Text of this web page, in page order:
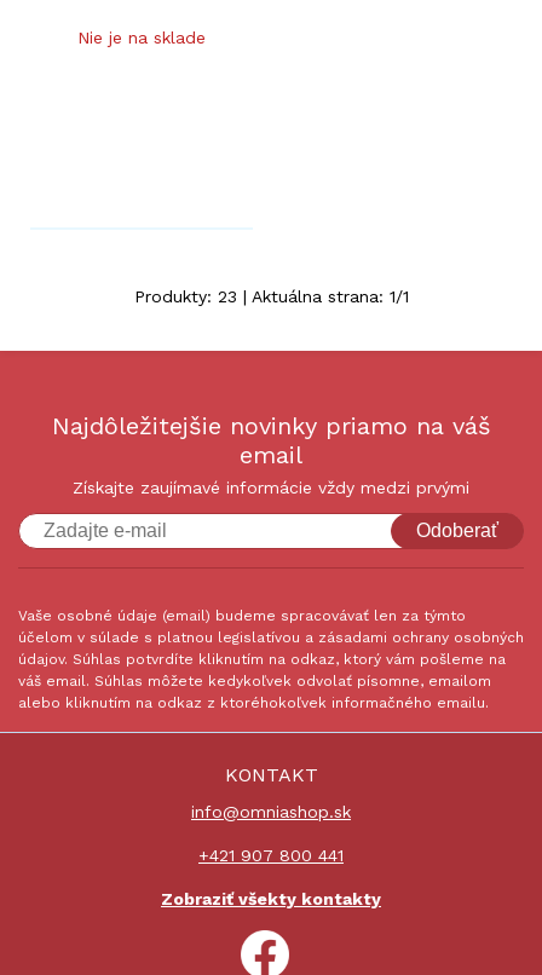
Nie je na sklade
Produkty: 23 | Aktuálna strana: 1/1
Najdôležitejšie novinky priamo na váš
email
Získajte zaujímavé informácie vždy medzi prvými
Odoberať
Vaše osobné údaje (email) budeme spracovávať len za týmto
účelom v súlade s platnou legislatívou a zásadami ochrany osobných
údajov. Súhlas potvrdíte kliknutím na odkaz, ktorý vám pošleme na
váš email. Súhlas môžete kedykoľvek odvolať písomne, emailom
alebo kliknutím na odkaz z ktoréhokoľvek informačného emailu.
KONTAKT
info@omniashop.sk
+421 907 800 441
Zobraziť všekty kontakty